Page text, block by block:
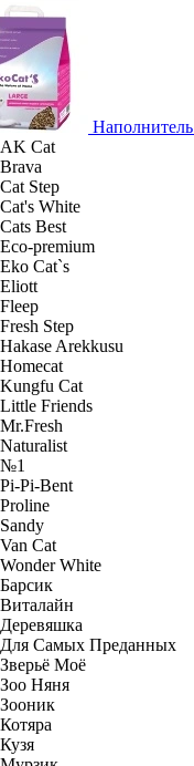
Наполнитель
AK Cat
Brava
Cat Step
Cat's White
Cats Best
Eco-premium
Eko Cat`s
Eliott
Fleep
Fresh Step
Hakase Arekkusu
Homecat
Kungfu Cat
Little Friends
Mr.Fresh
Naturalist
№1
Pi-Pi-Bent
Proline
Sandy
Van Cat
Wonder White
Барсик
Виталайн
Деревяшка
Для Самых Преданных
Зверьё Моё
Зоо Няня
Зооник
Котяра
Кузя